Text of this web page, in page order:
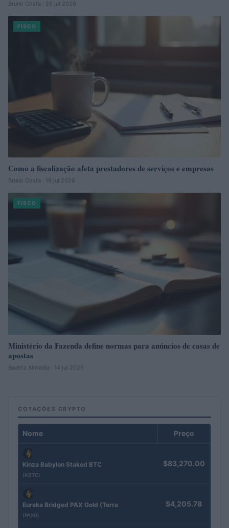
Bruno Costa · 26 jul 2026
FISCO
Como a fiscalização afeta prestadores de serviços e empresas
Bruno Costa · 19 jul 2026
FISCO
Ministério da Fazenda define normas para anúncios de casas de
apostas
Beatriz Almeida · 14 jul 2026
COTAÇÕES CRYPTO
Nome Preço
Kinza Babylon Staked BTC
(KBTC)
$83,270.00
Eureka Bridged PAX Gold (Terra
(PAXG)
$4,205.78